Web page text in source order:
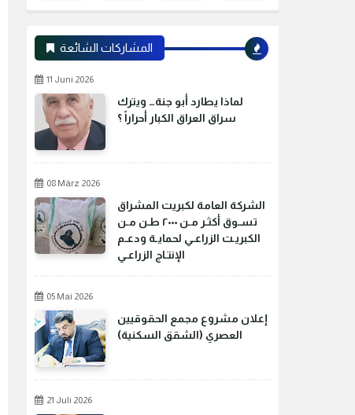
المشاركات الشائعة
11 Juni 2026
لماذا يطارد أبو جنة… ويترك
سراق العراق الكبار أحراراً ؟
08 März 2026
الشركة العامة لكبريت المشراق
تسـوق أكثـر مـن ٢٠٠٠ طـن مـن
الكبريـت الزراعـي لحمايـة ودعـم
الإنتـاج الزراعـي
05 Mai 2026
إعلان مشروع مجمع الحقوقيين
العصري (الشقق السكنية)
21 Juli 2026